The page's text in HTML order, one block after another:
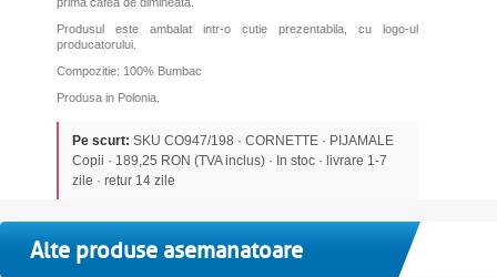
Produsul este ambalat intr-o cutie prezentabila, cu logo-ul
producatorului.
Compozitie: 100% Bumbac
Produsa in Polonia.
Pe scurt: SKU CO947/198 · CORNETTE · PIJAMALE
Copii · 189,25 RON (TVA inclus) · In stoc · livrare 1-7
zile · retur 14 zile
Alte produse asemanatoare